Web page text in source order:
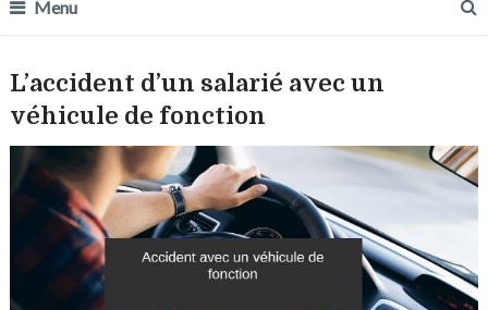
Menu
L’accident d’un salarié avec un
véhicule de fonction